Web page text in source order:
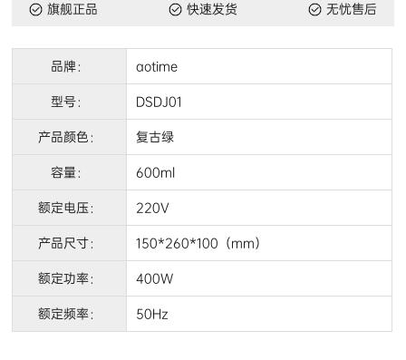
旗舰正品 快速发货 无忧售后
品牌： aotime
型号： DSDJ01
产品颜色： 复古绿
容量： 600ml
额定电压： 220V
产品尺寸： 150*260*100（mm）
额定功率： 400W
额定频率： 50Hz